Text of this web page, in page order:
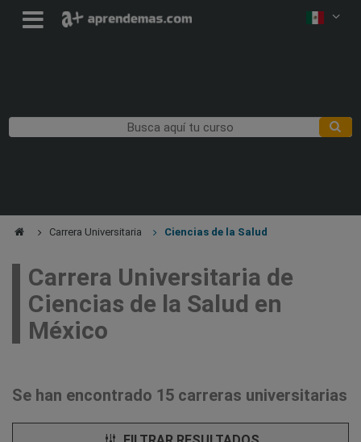
Carrera Universitaria Ciencias de la Salud
Carrera Universitaria de
Ciencias de la Salud en
México
Se han encontrado 15 carreras universitarias